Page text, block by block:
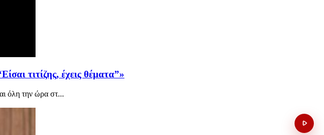
τιτίζης, έχεις θέματα”»
όλη την ώρα στ...